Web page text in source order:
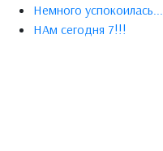
Немного успокоилась...
НАм сегодня 7!!!